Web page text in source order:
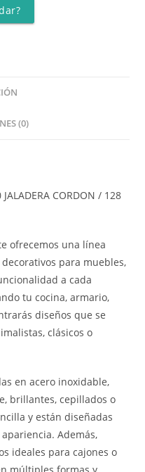
(0)
CORDON / 128
ofrecemos una línea
para muebles,
a cada
tu cocina, armario,
diseños que se
clásicos o
en acero inoxidable,
brillantes, cepillados o
y están diseñadas
Además,
ideales para cajones o